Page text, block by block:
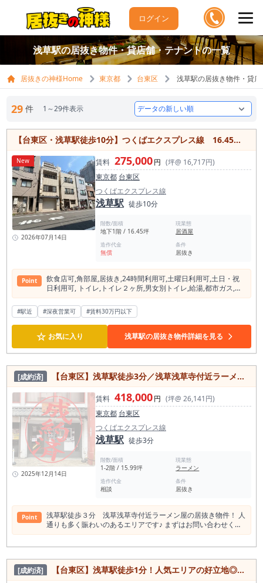
ログイン
浅草駅の居抜き物件・貸店舗・テナントの一覧
居抜きの神様Home 東京都 台東区 浅草駅の居抜き物件・貸
29 件 1～29件表示
【台東区・浅草駅徒歩10分】つくばエクスプレス線 16.45坪・24時間利用可能な飲食店居抜き物件 角地で視認性良好・土日祝営業可
New
2026年07月14日
賃料 275,000円 (坪@ 16,717円)
東京都 台東区
つくばエクスプレス線
浅草駅 徒歩10分
階数/面積
地下1階 / 16.45坪
現業態
居酒屋
造作代金
無償
条件
居抜き
Point
飲⾷店可,⾓部屋,居抜き,24時間利⽤可,⼟曜⽇利⽤可,⼟⽇・祝
⽇利⽤可, トイレ,トイレ２ヶ所,男⼥別トイレ,給湯,都市ガス,冷
房,暖房,エアコン２台以上,ビルトインエアコン
#駅近 #深夜営業可 #賃料30万円以下
☆ お気に入り 浅草駅の居抜き物件詳細を見る
[成約済] 【台東区】浅草駅徒歩3分／浅草浅草寺付近ラーメン屋／居抜き物件！
2025年12月14日
賃料 418,000円 (坪@ 26,141円)
東京都 台東区
つくばエクスプレス線
浅草駅 徒歩3分
階数/面積
1-2階 / 15.99坪
現業態
ラーメン
造作代金
相談
条件
居抜き
Point
浅草駅徒歩３分 浅草浅草寺付近ラーメン屋の居抜き物件！ 人
通りも多く賑わいのあるエリアです♪ まずはお問い合わせくだ
さい！
[成約済] 【台東区】浅草駅徒歩1分！人気エリアの好立地◎飲食店相談可能バルコニー付物件